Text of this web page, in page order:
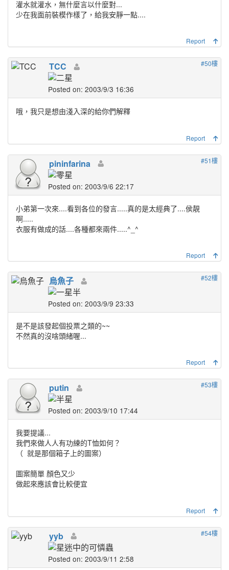
灌水就灌水，無什麼言以什麼對...
少在我面前裝模作樣了，給我安靜一點....
Report
#50樓
TCC
Posted on: 2003/9/3 16:36
哦，我只是想由淺入深的給你們解釋
Report
#51樓
pininfarina
Posted on: 2003/9/6 22:17
小弟第一次來....看到各位的發言.....真的是太經典了....侯靚
啊.....
衣服有做成的話....各種都來兩件.....^_^
Report
#52樓
烏魚子
Posted on: 2003/9/9 23:33
是不是該發起個投票之類的~~
不然真的沒啥頭緒喔...
Report
#53樓
putin
Posted on: 2003/9/10 17:44
我要提議...
我們來做人人有功練的T恤如何？
（ 就是那個箱子上的圖案）
圖案簡單 顏色又少
做起來應該會比較便宜
Report
#54樓
yyb
Posted on: 2003/9/11 2:58